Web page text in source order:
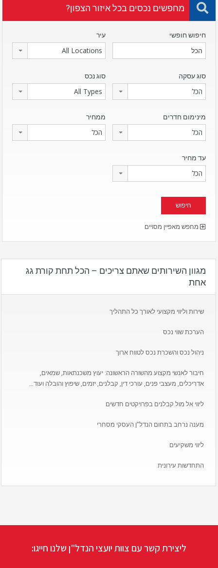
מחפשים נכסים בכל איזור הצפון?
חיפוש חופשי עיר
All Locations
סוג עסקה
הכל
סוג נכס
All Types
מינימום חדרים
הכל
ממחיר
הכל
עד מחיר
הכל
מחפש מאפיין מסויים
מגוון השירותים שאתם צריכים – הכל תחת קורת גג
אחת
שירות וליווי מקצועי לאורך כל התהליך
הערכת שווי נכס
ניהול נכס והשכרת נכס לטווח ארוך
חיבור לאנשי מקצוע מהשורה הראשונה: יעוץ משכנתאות, שמאים,
אדריכלים, מעצבי פנים, עורכי דין, קבלנים, יזמים, שיפוץ והובלה ועוד…
ליווי אל מול קבלנים בפרויקטים חדשים
מענה נרחב בתחום הנדל”ן העסקי מסחרי
ליווי משקיעים
התחדשות עירונית
ליצירת קשר עם צוות יועצי הנדל"ן שלנו חייגו: